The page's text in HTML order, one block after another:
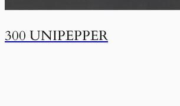
300 UNIPEPPER